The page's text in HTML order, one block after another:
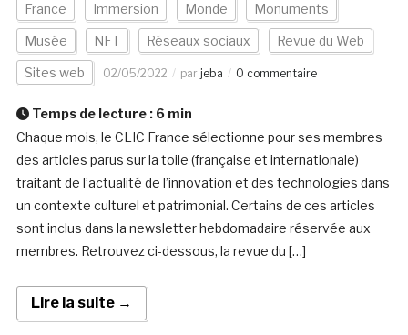
France Immersion Monde Monuments
Musée NFT Réseaux sociaux Revue du Web
Sites web 02/05/2022 par jeba 0 commentaire
Temps de lecture : 6 min
Chaque mois, le CLIC France sélectionne pour ses membres
des articles parus sur la toile (française et internationale)
traitant de l’actualité de l’innovation et des technologies dans
un contexte culturel et patrimonial. Certains de ces articles
sont inclus dans la newsletter hebdomadaire réservée aux
membres. Retrouvez ci-dessous, la revue du […]
Lire la suite →